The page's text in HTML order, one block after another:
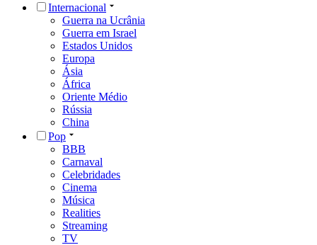
Internacional
Guerra na Ucrânia
Guerra em Israel
Estados Unidos
Europa
Ásia
África
Oriente Médio
Rússia
China
Pop
BBB
Carnaval
Celebridades
Cinema
Música
Realities
Streaming
TV